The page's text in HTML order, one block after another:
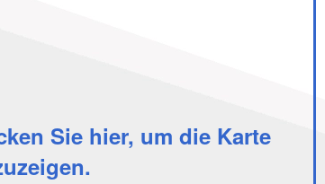
Sie hier, um die Karte